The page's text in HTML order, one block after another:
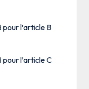
pour l’article B
pour l’article C